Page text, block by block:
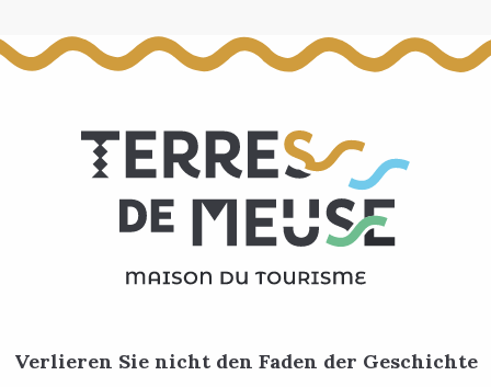
Verlieren Sie nicht den Faden der Geschichte